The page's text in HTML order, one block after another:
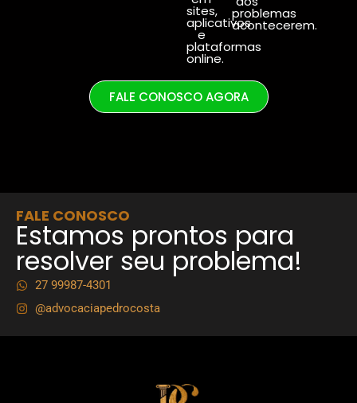
sites,
aplicativos
e
plataformas
online.
problemas
acontecerem.
FALE CONOSCO AGORA
FALE CONOSCO
Estamos prontos para
resolver seu problema!
27 99987-4301
@advocaciapedrocosta